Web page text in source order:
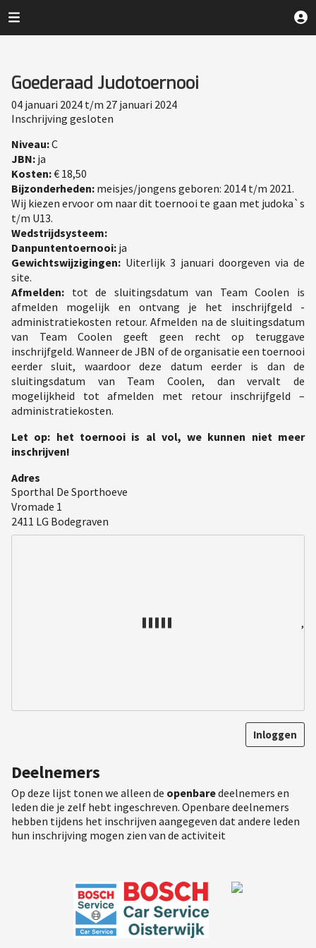
Goederaad Judotoernooi
04 januari 2024 t/m 27 januari 2024
Inschrijving gesloten
Niveau:C
JBN: ja
Kosten:€ 18,50
Bijzonderheden: meisjes/jongens geboren: 2014 t/m 2021.
Wij kiezen ervoor om naar dit toernooi te gaan met judoka`s
t/m U13.
Wedstrijdsysteem:
Danpuntentoernooi: ja
Gewichtswijzigingen: Uiterlijk 3 januari doorgeven via de
site.
Afmelden: tot de sluitingsdatum van Team Coolen is
afmelden mogelijk en ontvang je het inschrijfgeld -
administratiekosten retour. Afmelden na de sluitingsdatum
van Team Coolen geeft geen recht op teruggave
inschrijfgeld. Wanneer de JBN of de organisatie een toernooi
eerder sluit, waardoor deze datum eerder is dan de
sluitingsdatum van Team Coolen, dan vervalt de
mogelijkheid tot afmelden met retour inschrijfgeld –
administratiekosten.
Let op: het toernooi is al vol, we kunnen niet meer
inschrijven!
Adres
Sporthal De Sporthoeve
Vromade 1
2411 LG Bodegraven
,
Inloggen
Deelnemers
Op deze lijst tonen we alleen de openbaredeelnemers en
leden die je zelf hebt ingeschreven. Openbare deelnemers
hebben tijdens het inschrijven aangegeven dat andere leden
hun inschrijving mogen zien van de activiteit